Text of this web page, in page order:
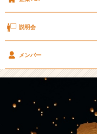
し
【
社
ジ
の
説明会
メンバー